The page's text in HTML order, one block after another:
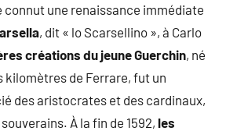
connut une renaissance immédiate
, dit « lo Scarsellino », à Carlo
créations du jeuneGuerchin, né
kilomètres de Ferrare, fut un
des aristocrates et des cardinaux,
À la fin de 1592, les